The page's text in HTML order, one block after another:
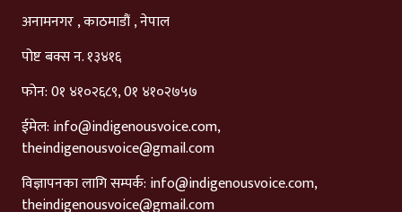
अनामनगर , काठमाडौं , नेपाल
पोष्ट बक्स न. १३४१६
फोन: 0१ ४१०२६८९, 0१ ४१०२७५७
ईमेल: info@indigenousvoice.com,
theindigenousvoice@gmail.com
विज्ञापनका लागि सम्पर्क: info@indigenousvoice.com,
theindigenousvoice@gmail.com